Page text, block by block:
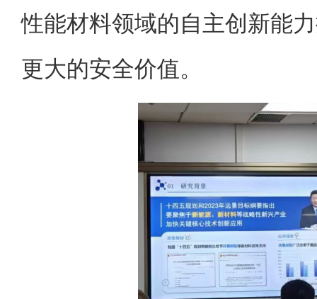
性能材料领域的自主创新能
更大的安全价值。